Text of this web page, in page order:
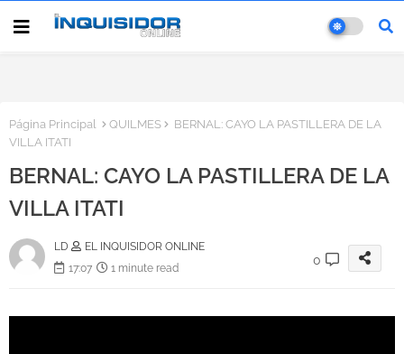
Página Principal QUILMES
BERNAL: CAYO LA PASTILLERA DE LA
VILLA ITATI
BERNAL: CAYO LA PASTILLERA DE LA
VILLA ITATI
LD
EL INQUISIDOR ONLINE
17:07
1 minute read
0